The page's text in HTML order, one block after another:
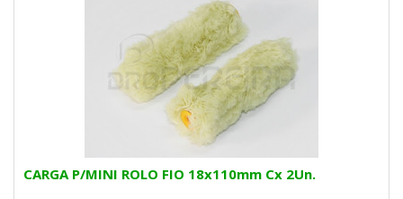
CARGA P/MINI ROLO FIO 18x110mm Cx 2Un.